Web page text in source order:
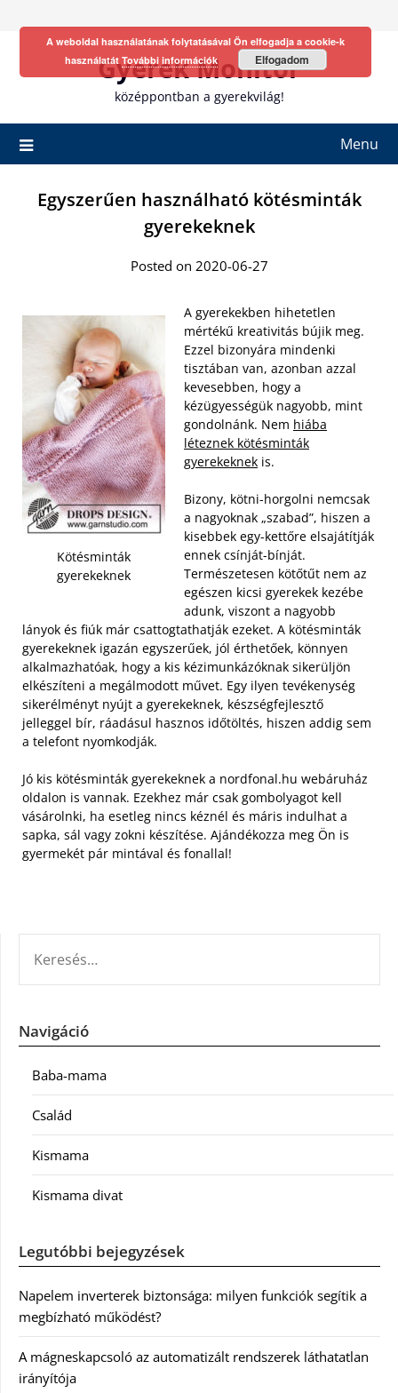
Gyerek Monitor
középpontban a gyerekvilág!
Menu
Egyszerűen használható kötésminták
gyerekeknek
Posted on 2020-06-27
Kötésminták
gyerekeknek
A gyerekekben hihetetlen
mértékű kreativitás bújik meg.
Ezzel bizonyára mindenki
tisztában van, azonban azzal
kevesebben, hogy a
kézügyességük nagyobb, mint
gondolnánk. Nem hiába
léteznek kötésminták
gyerekeknek is.
Bizony, kötni-horgolni nemcsak
a nagyoknak „szabad”, hiszen a
kisebbek egy-kettőre elsajátítják
ennek csínját-bínját.
Természetesen kötőtűt nem az
egészen kicsi gyerekek kezébe
adunk, viszont a nagyobb
lányok és fiúk már csattogtathatják ezeket. A kötésminták
gyerekeknek igazán egyszerűek, jól érthetőek, könnyen
alkalmazhatóak, hogy a kis kézimunkázóknak sikerüljön
elkészíteni a megálmodott művet. Egy ilyen tevékenység
sikerélményt nyújt a gyerekeknek, készségfejlesztő
jelleggel bír, ráadásul hasznos időtöltés, hiszen addig sem
a telefont nyomkodják.
Jó kis kötésminták gyerekeknek a nordfonal.hu webáruház
oldalon is vannak. Ezekhez már csak gombolyagot kell
vásárolnki, ha esetleg nincs kéznél és máris indulhat a
sapka, sál vagy zokni készítése. Ajándékozza meg Ön is
gyermekét pár mintával és fonallal!
Navigáció
Baba-mama
Család
Kismama
Kismama divat
Legutóbbi bejegyzések
Napelem inverterek biztonsága: milyen funkciók segítik a
megbízható működést?
A mágneskapcsoló az automatizált rendszerek láthatatlan
irányítója
A weboldal használatának folytatásával Ön elfogadja a cookie-k
használatát További információk Elfogadom